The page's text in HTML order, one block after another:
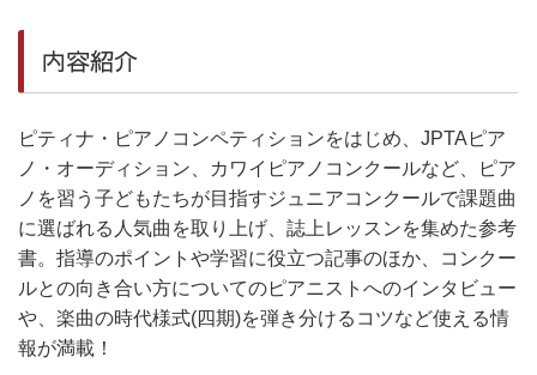
内容紹介
ピティナ・ピアノコンペティションをはじめ、JPTAピア
ノ・オーディション、カワイピアノコンクールなど、ピア
ノを習う子どもたちが目指すジュニアコンクールで課題曲
に選ばれる人気曲を取り上げ、誌上レッスンを集めた参考
書。指導のポイントや学習に役立つ記事のほか、コンクー
ルとの向き合い方についてのピアニストへのインタビュー
や、楽曲の時代様式(四期)を弾き分けるコツなど使える情
報が満載！